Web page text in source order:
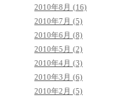
2010年8月 (16)
2010年7月 (5)
2010年6月 (8)
2010年5月 (2)
2010年4月 (3)
2010年3月 (6)
2010年2月 (5)